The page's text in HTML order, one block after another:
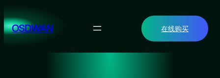
至
内OSDWAN 在线购买